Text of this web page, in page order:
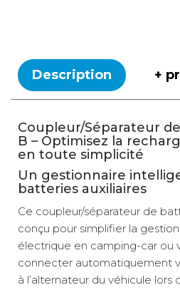
Description +
Coupleur/Séparateur
B – Optimisez la
en toute simplicité
Un gestionnaire
batteries auxiliaires
Ce coupleur/séparateur de
conçu pour simplifier la
électrique en camping-car ou
connecter automatiquement
à l’alternateur du véhicule